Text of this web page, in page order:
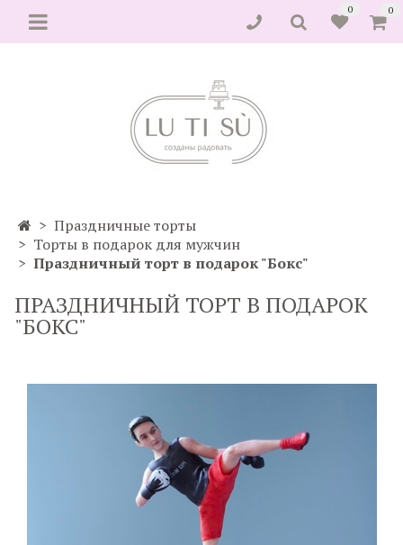
0 0
Праздничные торты
Торты в подарок для мужчин
Праздничный торт в подарок "Бокс"
ПРАЗДНИЧНЫЙ ТОРТ В ПОДАРОК
"БОКС"